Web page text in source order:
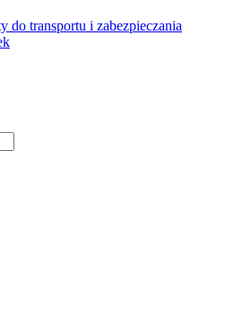
do transportu i zabezpieczania